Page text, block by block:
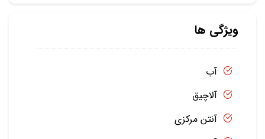
ویژگی ها
آب
آلاچیق
آنتن مرکزی